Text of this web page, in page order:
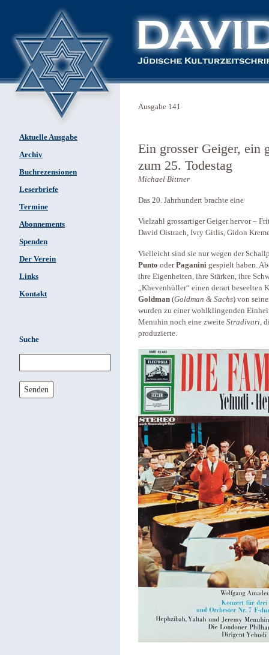
Aktuelle Ausgabe
Archiv
Buchrezensionen
Leserbriefe
Termine
Abonnements
Spenden
Der Verein
Links
Kontakt
Suche
Senden
Ausgabe 141
Ein grosser Geiger, ein
zum 25. Todestag
Michael Bittner
Das 20. Jahrhundert brachte eine
Vielzahl grossartiger Geiger hervor –
David Oistrach, Ivry Gitlis, Gidon
Vielleicht sind sie nur wegen der
Punto oderPaganini gespielt haben.
ihre Eigenheiten, ihre Stärken, ihre
„Khevenhüller“ einen derart beseelten
Goldman (Goldman & Sachs) von
wurden zu einer wohlklingenden
Menuhin noch eine zweite Stradivari,
produzierte.